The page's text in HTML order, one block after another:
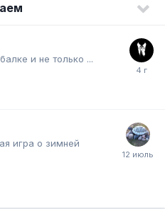
и не только ...
игра о зимней